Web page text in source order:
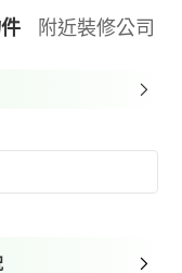
附近裝修公司